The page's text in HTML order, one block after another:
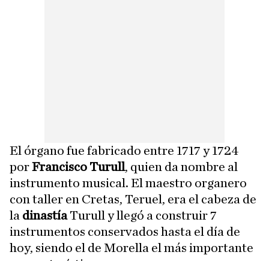
El órgano fue fabricado entre 1717 y 1724
porFrancisco Turull, quien da nombre al
instrumento musical. El maestro organero
con taller en Cretas, Teruel, era el cabeza de
la dinastíaTurull y llegó a construir 7
instrumentos conservados hasta el día de
hoy, siendo el de Morella el más importante